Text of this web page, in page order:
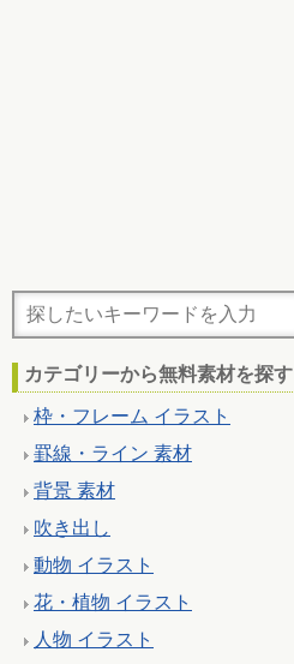
カテゴリーから無料素材を探す
枠・フレーム イラスト
罫線・ライン 素材
背景 素材
吹き出し
動物 イラスト
花・植物 イラスト
人物 イラスト